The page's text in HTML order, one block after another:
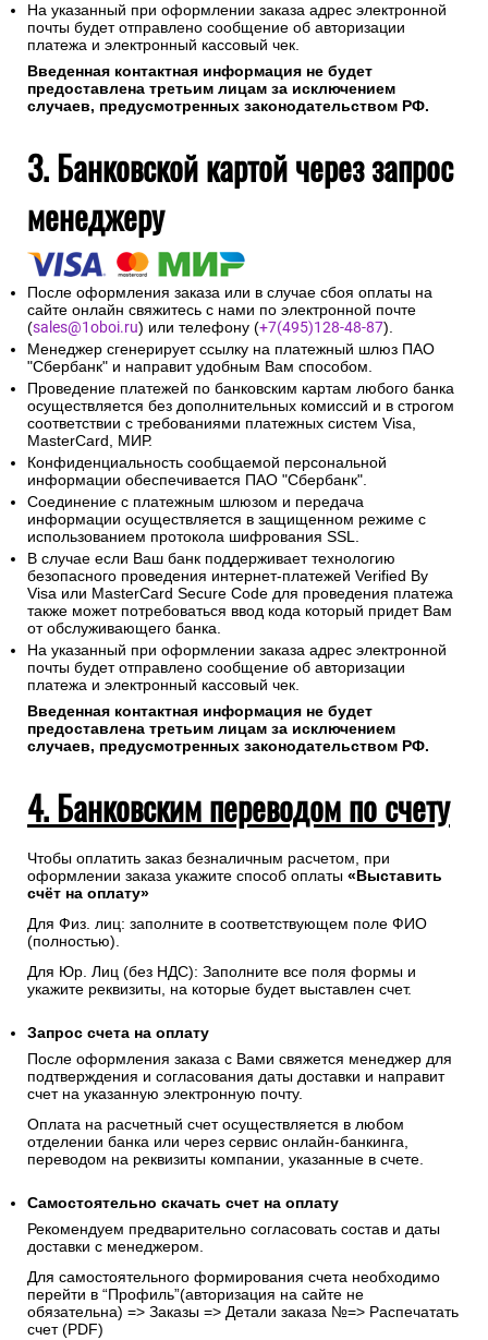
На указанный при оформлении заказа адрес электронной
почты будет отправлено сообщение об авторизации
платежа и электронный кассовый чек.
Введенная контактная информация не будет
предоставлена третьим лицам за исключением
случаев, предусмотренных законодательством РФ.
3. Банковской картой через запрос
менеджеру
После оформления заказа или в случае сбоя оплаты на
сайте онлайн свяжитесь с нами по электронной почте
(sales@1oboi.ru) или телефону (+7(495)128-48-87).
Менеджер сгенерирует ссылку на платежный шлюз ПАО
"Сбербанк" и направит удобным Вам способом.
Проведение платежей по банковским картам любого банка
осуществляется без дополнительных комиссий и в строгом
соответствии с требованиями платежных систем Visa,
MasterCard, МИР.
Конфиденциальность сообщаемой персональной
информации обеспечивается ПАО "Сбербанк".
Соединение с платежным шлюзом и передача
информации осуществляется в защищенном режиме с
использованием протокола шифрования SSL.
В случае если Ваш банк поддерживает технологию
безопасного проведения интернет-платежей Verified By
Visa или MasterCard Secure Code для проведения платежа
также может потребоваться ввод кода который придет Вам
от обслуживающего банка.
На указанный при оформлении заказа адрес электронной
почты будет отправлено сообщение об авторизации
платежа и электронный кассовый чек.
Введенная контактная информация не будет
предоставлена третьим лицам за исключением
случаев, предусмотренных законодательством РФ.
4. Банковским переводом по счету
Чтобы оплатить заказ безналичным расчетом, при
оформлении заказа укажите способ оплаты «Выставить
счёт на оплату»
Для Физ. лиц: заполните в соответствующем поле ФИО
(полностью).
Для Юр. Лиц (без НДС): Заполните все поля формы и
укажите реквизиты, на которые будет выставлен счет.
Запрос счета на оплату
После оформления заказа с Вами свяжется менеджер для
подтверждения и согласования даты доставки и направит
счет на указанную электронную почту.
Оплата на расчетный счет осуществляется в любом
отделении банка или через сервис онлайн-банкинга,
переводом на реквизиты компании, указанные в счете.
Самостоятельно скачать счет на оплату
Рекомендуем предварительно согласовать состав и даты
доставки с менеджером.
Для самостоятельного формирования счета необходимо
перейти в “Профиль”(авторизация на сайте не
обязательна) => Заказы => Детали заказа №=> Распечатать
счет (PDF)